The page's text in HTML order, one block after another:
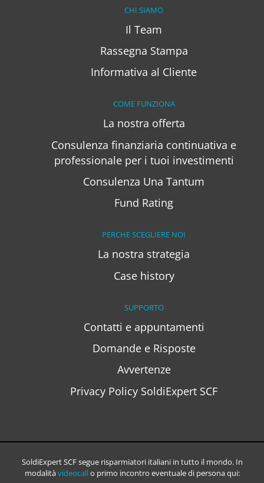
CHI SIAMO
Il Team
Rassegna Stampa
Informativa al Cliente
COME FUNZIONA
La nostra offerta
Consulenza finanziaria continuativa e
professionale per i tuoi investimenti
Consulenza Una Tantum
Fund Rating
PERCHE SCEGLIERE NOI
La nostra strategia
Case history
SUPPORTO
Contatti e appuntamenti
Domande e Risposte
Avvertenze
Privacy Policy SoldiExpert SCF
SoldiExpert SCF segue risparmiatori italiani in tutto il mondo. In
modalitàvideocallo primo incontro eventuale di persona qui: